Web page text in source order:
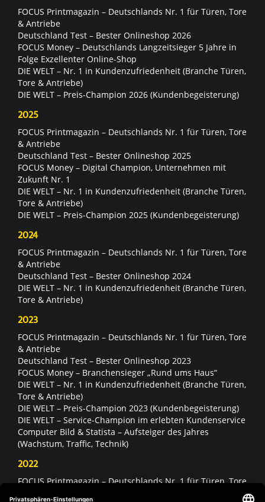
FOCUS Printmagazin – Deutschlands Nr. 1 für Türen, Tore
& Antriebe
Deutschland Test – Bester Onlineshop 2026
FOCUS Money – Deutschlands Langzeitsieger 5 Jahre in
Folge Exzellenter Online-Shop
DIE WELT – Nr. 1 in Kundenzufriedenheit (Branche Türen,
Tore & Antriebe)
DIE WELT – Preis-Champion 2026 (Kundenbegeisterung)
2025
FOCUS Printmagazin – Deutschlands Nr. 1 für Türen, Tore
& Antriebe
Deutschland Test – Bester Onlineshop 2025
FOCUS Money – Digital Champion, Unternehmen mit
Zukunft Nr. 1
DIE WELT – Nr. 1 in Kundenzufriedenheit (Branche Türen,
Tore & Antriebe)
DIE WELT – Preis-Champion 2025 (Kundenbegeisterung)
2024
FOCUS Printmagazin – Deutschlands Nr. 1 für Türen, Tore
& Antriebe
Deutschland Test – Bester Onlineshop 2024
DIE WELT – Nr. 1 in Kundenzufriedenheit (Branche Türen,
Tore & Antriebe)
2023
FOCUS Printmagazin – Deutschlands Nr. 1 für Türen, Tore
& Antriebe
Deutschland Test – Bester Onlineshop 2023
FOCUS Money – Branchensieger „Rund ums Haus“
DIE WELT – Nr. 1 in Kundenzufriedenheit (Branche Türen,
Tore & Antriebe)
DIE WELT – Preis-Champion 2023 (Kundenbegeisterung)
DIE WELT – Service-Champion im erlebten Kundenservice
Computer Bild & Statista – Aufsteiger des Jahres
(Wachstum, Traffic, Technik)
2022
FOCUS Printmagazin – Deutschlands Nr. 1 für Türen, Tore